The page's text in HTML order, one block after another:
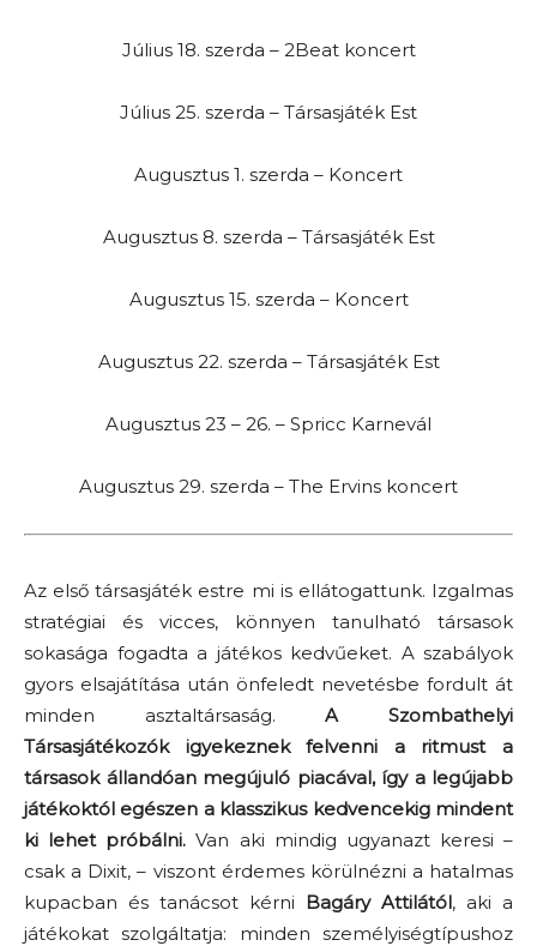
Július 18. szerda – 2Beat koncert
Július 25. szerda – Társasjáték Est
Augusztus 1. szerda – Koncert
Augusztus 8. szerda – Társasjáték Est
Augusztus 15. szerda – Koncert
Augusztus 22. szerda – Társasjáték Est
Augusztus 23 – 26. – Spricc Karnevál
Augusztus 29. szerda – The Ervins koncert
Az első társasjáték estre mi is ellátogattunk. Izgalmas
stratégiai és vicces, könnyen tanulható társasok
sokasága fogadta a játékos kedvűeket. A szabályok
gyors elsajátítása után önfeledt nevetésbe fordult át
minden asztaltársaság.A Szombathelyi
Társasjátékozók igyekeznek felvenni a ritmust a
társasok állandóan megújuló piacával, így a legújabb
játékoktól egészen a klasszikus kedvencekig mindent
ki lehet próbálni. Van aki mindig ugyanazt keresi –
csak a Dixit, – viszont érdemes körülnézni a hatalmas
kupacban és tanácsot kérni Bagáry Attilától, aki a
játékokat szolgáltatja: minden személyiségtípushoz